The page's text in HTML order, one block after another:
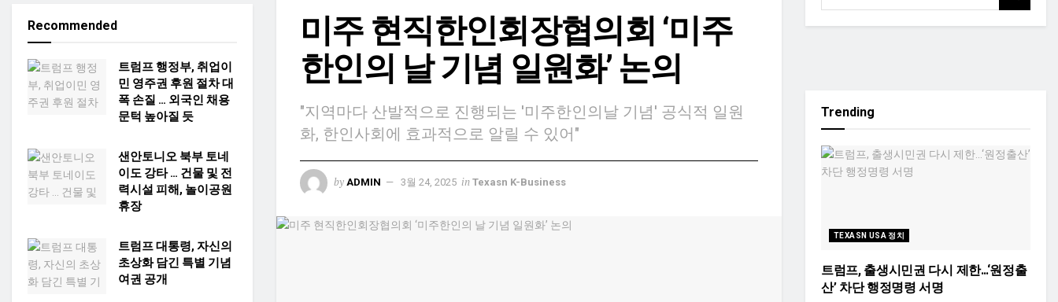
미주 현직한인회장협의회 ‘미주
한인의 날 기념 일원화’ 논의
"지역마다 산발적으로 진행되는 '미주한인의날 기념' 공식적 일원
화, 한인사회에 효과적으로 알릴 수 있어"
by ADMIN 3월 24, 2025 in Texasn K-Business
Recommended
트럼프 행정부, 취업이
민 영주권 후원 절차 대
폭 손질 … 외국인 채용
문턱 높아질 듯
샌안토니오 북부 토네
이도 강타 … 건물 및 전
력시설 피해, 놀이공원
휴장
트럼프 대통령, 자신의
초상화 담긴 특별 기념
여권 공개
Trending
TEXASN USA 정치
트럼프, 출생시민권 다시 제한…‘원정출
산’ 차단 행정명령 서명